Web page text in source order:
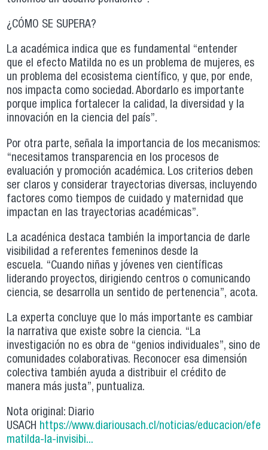
¿CÓMO SE SUPERA?
La académica indica que es fundamental “entender
que el efecto Matilda no es un problema de mujeres, es
un problema del ecosistema científico, y que, por ende,
nos impacta como sociedad. Abordarlo es importante
porque implica fortalecer la calidad, la diversidad y la
innovación en la ciencia del país”.
Por otra parte, señala la importancia de los mecanismos:
“necesitamos transparencia en los procesos de
evaluación y promoción académica. Los criterios deben
ser claros y considerar trayectorias diversas, incluyendo
factores como tiempos de cuidado y maternidad que
impactan en las trayectorias académicas”.
La acadénica destaca también la importancia de darle
visibilidad a referentes femeninos desde la
escuela. “Cuando niñas y jóvenes ven científicas
liderando proyectos, dirigiendo centros o comunicando
ciencia, se desarrolla un sentido de pertenencia”, acota.
La experta concluye que lo más importante es cambiar
la narrativa que existe sobre la ciencia. “La
investigación no es obra de “genios individuales”, sino de
comunidades colaborativas. Reconocer esa dimensión
colectiva también ayuda a distribuir el crédito de
manera más justa”, puntualiza.
Nota original: Diario
USACH https://www.diariousach.cl/noticias/educacion/
matilda-la-invisibi...